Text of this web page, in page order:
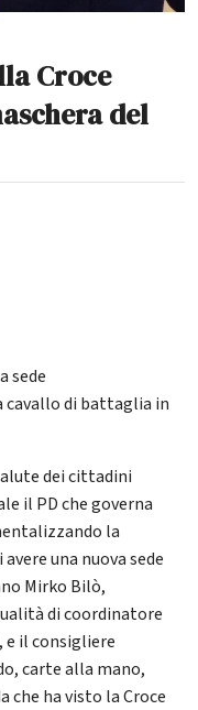
Croce
del
sede
cavallo di battaglia in
dei cittadini
il PD che governa
la
una nuova sede
Mirko Bilò,
di coordinatore
e il consigliere
carte alla mano,
che ha visto la Croce